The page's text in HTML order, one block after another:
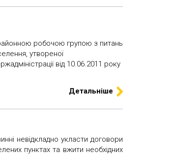
робочою групою з питань
утвореної
від 10.06.2011 року
Детальніше
невідкладно укласти договори
пунктах та вжити необхідних